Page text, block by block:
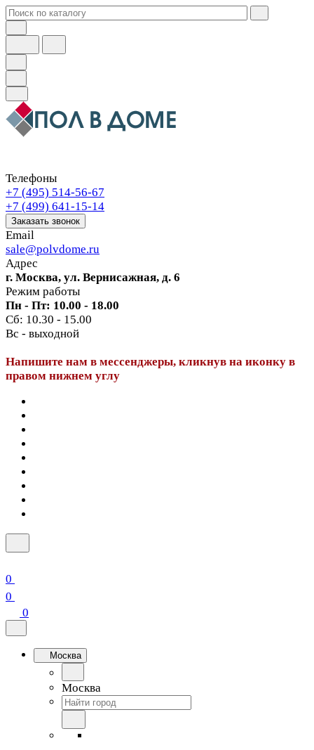
Телефоны
+7 (495) 514-56-67
+7 (499) 641-15-14
Заказать звонок
Email
sale@polvdome.ru
Адрес
г. Москва, ул. Вернисажная, д. 6
Режим работы
Пн - Пт: 10.00 - 18.00
Сб: 10.30 - 15.00
Вс - выходной
Напишите нам в мессенджеры, кликнув на иконку в
правом нижнем углу
0
0
0
Москва
Москва